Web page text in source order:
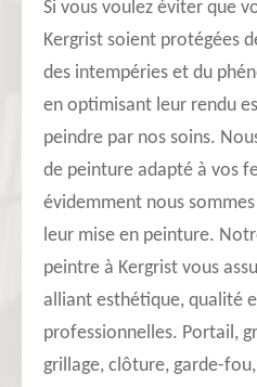
Si vous voulez éviter que
Kergrist soient protégées
des intempéries et du
en optimisant leur rendu
peindre par nos soins.
de peinture adapté à vos
évidemment nous sommes
leur mise en peinture.
peintre à Kergrist vous
alliant esthétique, qualité
professionnelles. Portail,
grillage, clôture, garde-